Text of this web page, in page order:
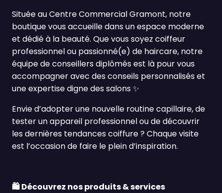
Située au Centre Commercial Gramont, notre
boutique vous accueille dans un espace moderne
et dédié à la beauté. Que vous soyez coiffeur
professionnel ou passionné(e) de haircare, notre
équipe de conseillers diplômés est là pour vous
accompagner avec des conseils personnalisés et
une expertise digne des salons✨
Envie d’adopter une nouvelle routine capillaire, de
tester un appareil professionnel ou de découvrir
les dernières tendances coiffure ? Chaque visite
est l’occasion de faire le plein d’inspiration.
🛍️Découvrez nos produits & services